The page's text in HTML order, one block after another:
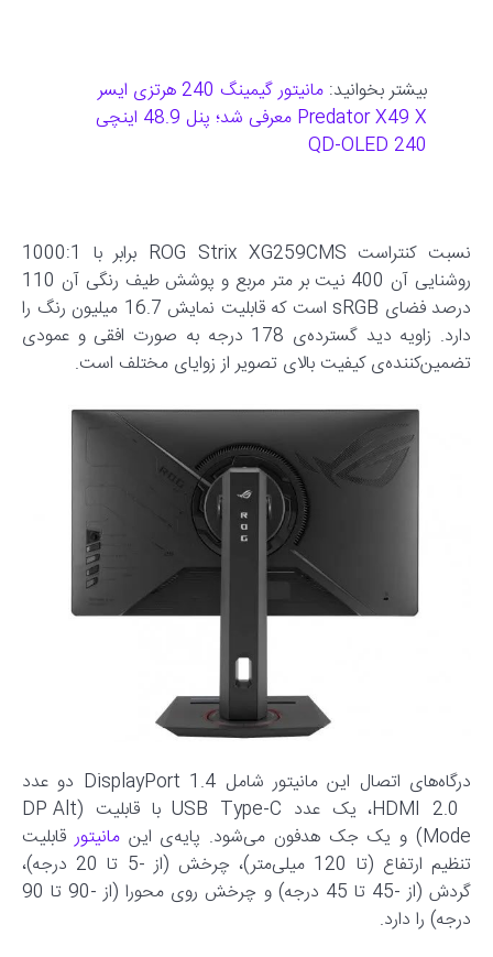
بیشتر بخوانید:
مانیتور گیمینگ 240 هرتزی ایسر
Predator X49 X معرفی شد؛ پنل 48.9 اینچی
240 QD-OLED
نسبت کنتراست ROG Strix XG259CMS برابر با 1000:1
روشنایی آن 400 نیت بر متر مربع و پوشش طیف رنگی آن 110
درصد فضای sRGB است که قابلیت نمایش 16.7 میلیون رنگ را
دارد. زاویه دید گسترده‌ی 178 درجه به صورت افقی و عمودی
تضمین‌کننده‌ی کیفیت بالای تصویر از زوایای مختلف است.
درگاه‌های اتصال این مانیتور شامل DisplayPort 1.4 دو عدد
HDMI 2.0، یک عدد USB Type-C با قابلیت (DP Alt
Mode) و یک جک هدفون می‌شود. پایه‌ی این
مانیتورقابلیت
تنظیم ارتفاع (تا 120 میلی‌متر)، چرخش (از -5 تا 20 درجه)،
گردش (از -45 تا 45 درجه) و چرخش روی محورا (از -90 تا 90
درجه) را دارد.